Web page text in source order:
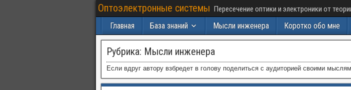
Оптоэлектронные системы Пересечение оптики и электроники от
Главная База знаний Мысли инженера Коротко обо мне
Рубрика: Мысли инженера
Если вдруг автору взбредет в голову поделиться с аудиторией своими